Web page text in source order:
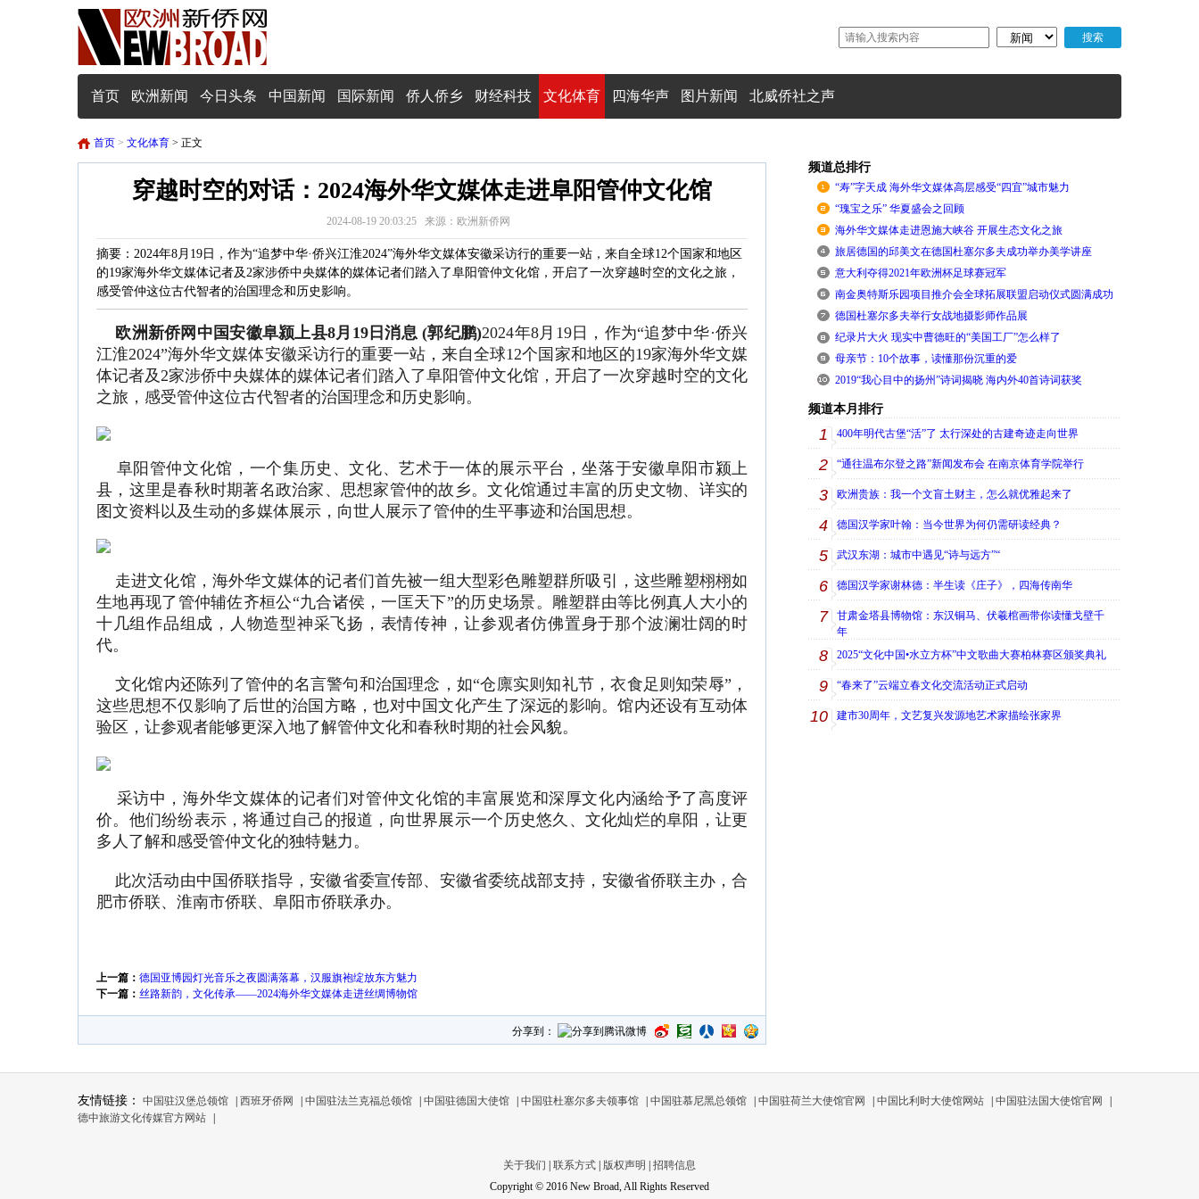
首页 欧洲新闻 今日头条 中国新闻 国际新闻 侨人侨乡 财经科技 文化体育 四海华声 图片新闻 北威侨社之声
首页 > 文化体育 > 正文
穿越时空的对话：2024海外华文媒体走进阜阳管仲文化馆
2024-08-19 20:03:25 来源：欧洲新侨网
摘要：2024年8月19日，作为“追梦中华·侨兴江淮2024”海外华文媒体安徽采访行的重要一站，来自全球12个国家和地区
的19家海外华文媒体记者及2家涉侨中央媒体的媒体记者们踏入了阜阳管仲文化馆，开启了一次穿越时空的文化之旅，
感受管仲这位古代智者的治国理念和历史影响。
欧洲新侨网中国安徽阜颍上县8月19日消息 (郭纪鹏)2024年8月19日，作为“追梦中华·侨兴
江淮2024”海外华文媒体安徽采访行的重要一站，来自全球12个国家和地区的19家海外华文媒
体记者及2家涉侨中央媒体的媒体记者们踏入了阜阳管仲文化馆，开启了一次穿越时空的文化
之旅，感受管仲这位古代智者的治国理念和历史影响。
阜阳管仲文化馆，一个集历史、文化、艺术于一体的展示平台，坐落于安徽阜阳市颍上
县，这里是春秋时期著名政治家、思想家管仲的故乡。文化馆通过丰富的历史文物、详实的
图文资料以及生动的多媒体展示，向世人展示了管仲的生平事迹和治国思想。
走进文化馆，海外华文媒体的记者们首先被一组大型彩色雕塑群所吸引，这些雕塑栩栩如
生地再现了管仲辅佐齐桓公“九合诸侯，一匡天下”的历史场景。雕塑群由等比例真人大小的
十几组作品组成，人物造型神采飞扬，表情传神，让参观者仿佛置身于那个波澜壮阔的时
代。
文化馆内还陈列了管仲的名言警句和治国理念，如“仓廪实则知礼节，衣食足则知荣辱”，
这些思想不仅影响了后世的治国方略，也对中国文化产生了深远的影响。馆内还设有互动体
验区，让参观者能够更深入地了解管仲文化和春秋时期的社会风貌。
采访中，海外华文媒体的记者们对管仲文化馆的丰富展览和深厚文化内涵给予了高度评
价。他们纷纷表示，将通过自己的报道，向世界展示一个历史悠久、文化灿烂的阜阳，让更
多人了解和感受管仲文化的独特魅力。
此次活动由中国侨联指导，安徽省委宣传部、安徽省委统战部支持，安徽省侨联主办，合
肥市侨联、淮南市侨联、阜阳市侨联承办。
上一篇： 德国亚博园灯光音乐之夜圆满落幕，汉服旗袍绽放东方魅力
下一篇： 丝路新韵，文化传承——2024海外华文媒体走进丝绸博物馆
分享到：
频道总排行
“寿”字天成 海外华文媒体高层感受“四宜”城市魅力
“瑰宝之乐” 华夏盛会之回顾
海外华文媒体走进恩施大峡谷 开展生态文化之旅
旅居德国的邱美文在德国杜塞尔多夫成功举办美学讲座
意大利夺得2021年欧洲杯足球赛冠军
南金奥特斯乐园项目推介会全球拓展联盟启动仪式圆满成功
德国杜塞尔多夫举行女战地摄影师作品展
纪录片大火 现实中曹德旺的“美国工厂”怎么样了
母亲节：10个故事，读懂那份沉重的爱
2019“我心目中的扬州”诗词揭晓 海内外40首诗词获奖
频道本月排行
1 400年明代古堡“活”了 太行深处的古建奇迹走向世界
2 “通往温布尔登之路”新闻发布会 在南京体育学院举行
3 欧洲贵族：我一个文盲土财主，怎么就优雅起来了
4 德国汉学家叶翰：当今世界为何仍需研读经典？
5 武汉东湖：城市中遇见“诗与远方”“
6 德国汉学家谢林德：半生读《庄子》，四海传南华
7
甘肃金塔县博物馆：东汉铜马、伏羲棺画带你读懂戈壁千
年
8 2025“文化中国•水立方杯”中文歌曲大赛柏林赛区颁奖典礼
9 “春来了”云端立春文化交流活动正式启动
10 建市30周年，文艺复兴发源地艺术家描绘张家界
友情链接： 中国驻汉堡总领馆 西班牙侨网 中国驻法兰克福总领馆 中国驻德国大使馆 中国驻杜塞尔多夫领事馆 中国驻慕尼黑总领馆 中国驻荷兰大使馆官网 中国比利时大使馆网站 中国驻法国大使馆官网
德中旅游文化传媒官方网站
关于我们 联系方式 版权声明
招聘信息
Copyright © 2016 New Broad, All Rights Reserved